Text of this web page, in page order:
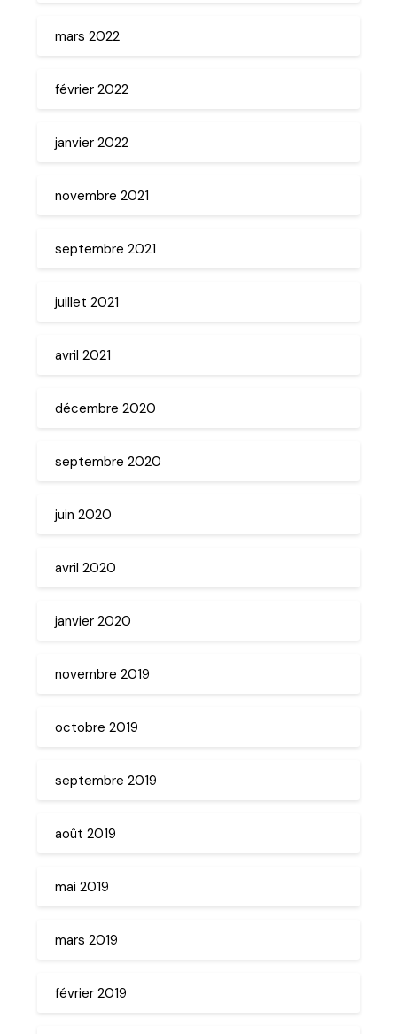
mars 2022
février 2022
janvier 2022
novembre 2021
septembre 2021
juillet 2021
avril 2021
décembre 2020
septembre 2020
juin 2020
avril 2020
janvier 2020
novembre 2019
octobre 2019
septembre 2019
août 2019
mai 2019
mars 2019
février 2019